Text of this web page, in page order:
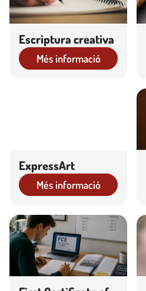
Escriptura creativa
Més informació
ExpressArt
Més informació